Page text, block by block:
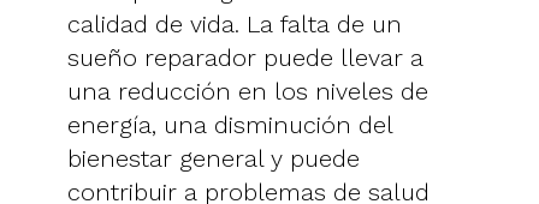
calidad de vida. La falta de un
sueño reparador puede llevar a
una reducción en los niveles de
energía, una disminución del
bienestar general y puede
contribuir a problemas de salud